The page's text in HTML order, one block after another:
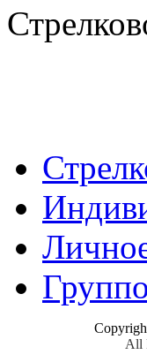
All